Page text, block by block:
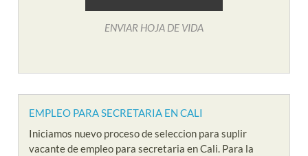
ENVIAR HOJA DE VIDA
EMPLEO PARA SECRETARIA EN CALI
Iniciamos nuevo proceso de seleccion para suplir
vacante de empleo para secretaria en Cali. Para la